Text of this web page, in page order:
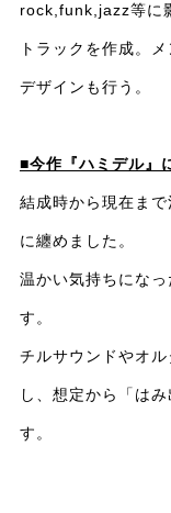
rock,funk,jazz等に
トラックを作成。
デザインも行う。
■今作『ハミデル』
結成時から現在ま
に纏めました。
温かい気持ちにな
す。
チルサウンドやオ
し、想定から「は
す。